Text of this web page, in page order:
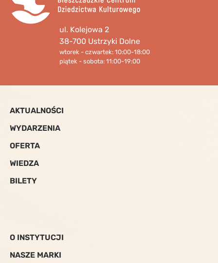
ul. Kolejowa 2
38-700 Ustrzyki Dolne
wtorek - czwartek: 10:00-18:00
piątek - sobota: 11:00-19:00
AKTUALNOŚCI
WYDARZENIA
OFERTA
WIEDZA
BILETY
O INSTYTUCJI
NASZE MARKI